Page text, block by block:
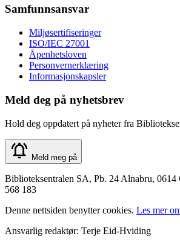
Samfunnsansvar
Miljøsertifiseringer
ISO/IEC 27001
Åpenhetsloven
Personvernerklæring
Informasjonskapsler
Meld deg på nyhetsbrev
Hold deg oppdatert på nyheter fra
Meld meg på
Biblioteksentralen SA, Pb. 24 Alnabru,
568 183
Denne nettsiden benytter cookies. Les mer
Ansvarlig redaktør: Terje Eid-Hviding